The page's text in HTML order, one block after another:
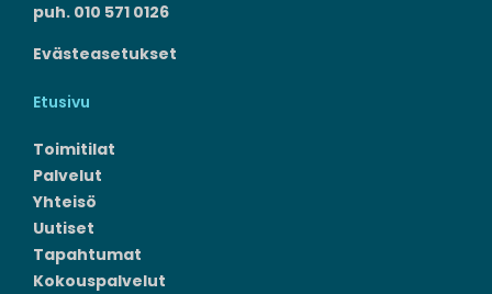
puh. 010 571 0126
Evästeasetukset
Etusivu
Toimitilat
Palvelut
Yhteisö
Uutiset
Tapahtumat
Kokouspalvelut